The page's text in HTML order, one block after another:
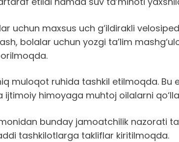
uchun maxsus uch g‘ildirakli
bolalar uchun yozgi ta’lim
muloqot ruhida tashkil etilmoqda.
ijtimoiy himoyaga muhtoj oilalarni
bunday jamoatchilik nazorati
tashkilotlarga takliflar kiritilmoqda.